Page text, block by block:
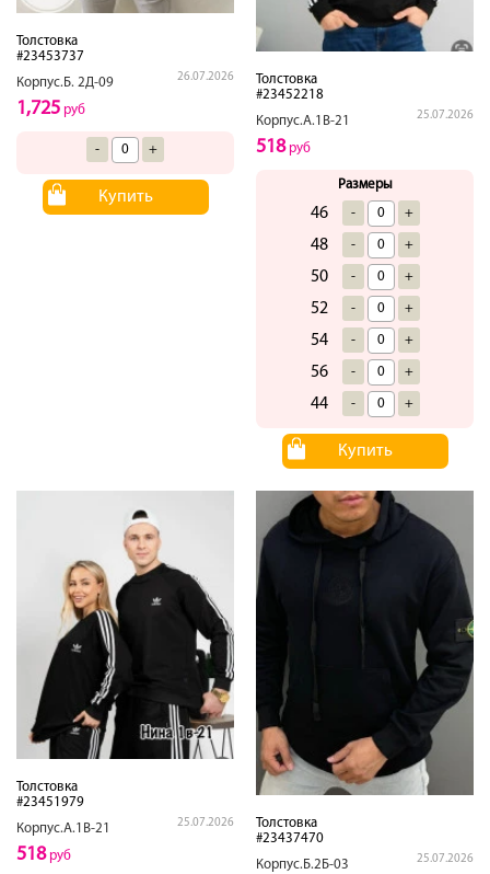
Толстовка
#23453737
Корпус.Б. 2Д-09
26.07.2026
1,725 руб
- +
Купить
Толстовка
#23452218
Корпус.А.1В-21
25.07.2026
518руб
Размеры
46 - +
48 - +
50 - +
52 - +
54 - +
56 - +
44 - +
Купить
Толстовка
#23451979
Корпус.А.1В-21
25.07.2026
518руб
Толстовка
#23437470
Корпус.Б.2Б-03
25.07.2026